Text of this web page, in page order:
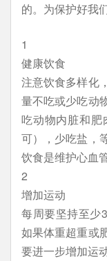
的。为保护好我
1
健康饮食
注意饮食多样化
量不吃或少吃动
吃动物内脏和肥
可），少吃盐，
饮食是维护心血
2
增加运动
每周要坚持至少
如果体重超重或
要进一步增加运